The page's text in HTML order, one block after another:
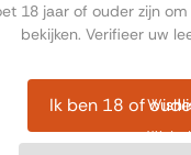
18 jaar of ouder zijn
bekijken. Verifieer uw
Ik ben 18 of